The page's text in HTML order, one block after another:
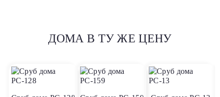
ДОМА В ТУ ЖЕ ЦЕНУ